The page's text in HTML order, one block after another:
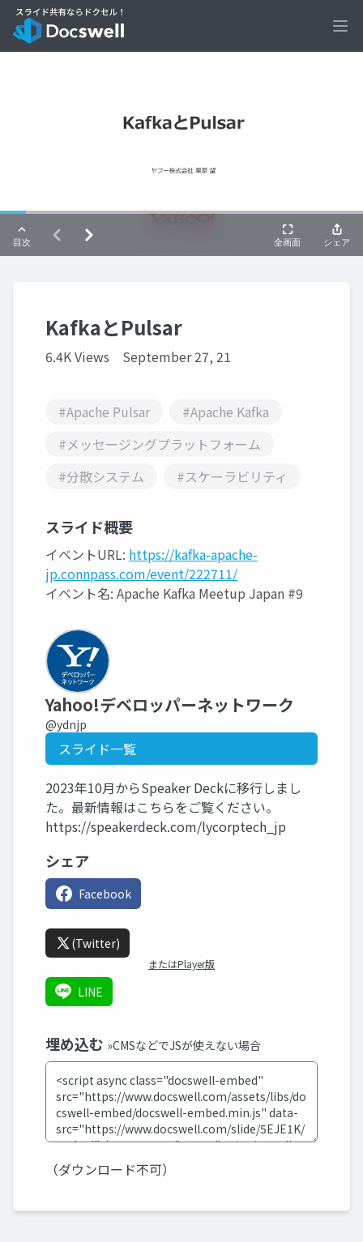
KafkaとPulsar
6.4K Views September 27, 21
#Apache Pulsar
#Apache Kafka
#メッセージングプラットフォーム
#分散システム
#スケーラビリティ
スライド概要
イベントURL: https://kafka-apache-
jp.connpass.com/event/222711/
イベント名: Apache Kafka Meetup Japan #9
Yahoo!デベロッパーネットワーク
@ydnjp
スライド一覧
2023年10月からSpeaker Deckに移行しまし
た。最新情報はこちらをご覧ください。
https://speakerdeck.com/lycorptech_jp
シェア
Facebook
(Twitter)
またはPlayer版
LINE
埋め込む »CMSなどでJSが使えない場合
（ダウンロード不可）